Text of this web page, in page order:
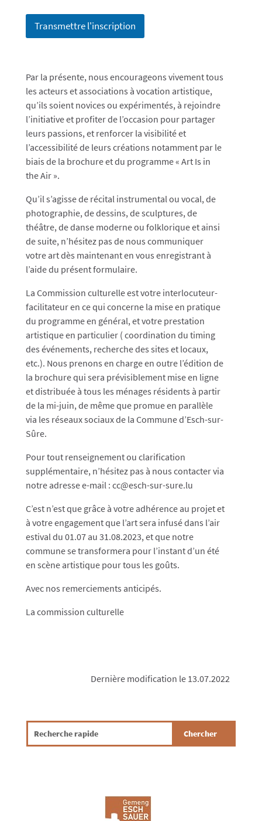
Transmettre l'inscription
Par la présente, nous encourageons vivement tous
les acteurs et associations à vocation artistique,
qu’ils soient novices ou expérimentés, à rejoindre
l’initiative et profiter de l’occasion pour partager
leurs passions, et renforcer la visibilité et
l’accessibilité de leurs créations notamment par le
biais de la brochure et du programme « Art Is in
the Air ».
Qu’il s’agisse de récital instrumental ou vocal, de
photographie, de dessins, de sculptures, de
théâtre, de danse moderne ou folklorique et ainsi
de suite, n’hésitez pas de nous communiquer
votre art dès maintenant en vous enregistrant à
l’aide du présent formulaire.
La Commission culturelle est votre interlocuteur-
facilitateur en ce qui concerne la mise en pratique
du programme en général, et votre prestation
artistique en particulier ( coordination du timing
des événements, recherche des sites et locaux,
etc.). Nous prenons en charge en outre l’édition de
la brochure qui sera prévisiblement mise en ligne
et distribuée à tous les ménages résidents à partir
de la mi-juin, de même que promue en parallèle
via les réseaux sociaux de la Commune d’Esch-sur-
Sûre.
Pour tout renseignement ou clarification
supplémentaire, n’hésitez pas à nous contacter via
notre adresse e-mail : cc@esch-sur-sure.lu
C’est n’est que grâce à votre adhérence au projet et
à votre engagement que l’art sera infusé dans l’air
estival du 01.07 au 31.08.2023, et que notre
commune se transformera pour l’instant d’un été
en scène artistique pour tous les goûts.
Avec nos remerciements anticipés.
La commission culturelle
Dernière modification le 13.07.2022